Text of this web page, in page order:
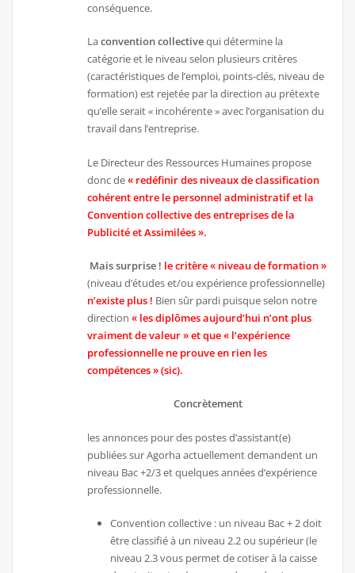
conséquence.
Laconvention collectivequi détermine la
catégorie et le niveau selon plusieurs critères
(caractéristiques de l’emploi, points-clés, niveau de
formation) est rejetée par la direction au prétexte
qu’elle serait « incohérente » avec l’organisation du
travail dans l’entreprise.
Le Directeur des Ressources Humaines propose
donc de« redéfinir des niveaux de classification
cohérent entre le personnel administratif et la
Convention collective des entreprises de la
Publicité et Assimilées ».
Mais surprise ! le critère « niveau de formation »
(niveau d’études et/ou expérience professionnelle)
n’existe plus ! Bien sûr pardi puisque selon notre
direction« les diplômes aujourd’hui n’ont plus
vraiment de valeur » et que « l’expérience
professionnelle ne prouve en rien les
compétences » (sic).
Concrètement
les annonces pour des postes d’assistant(e)
publiées sur Agorha actuellement demandent un
niveau Bac +2/3 et quelques années d’expérience
professionnelle.
Convention collective : un niveau Bac + 2 doit
être classifié à un niveau 2.2 ou supérieur (le
niveau 2.3 vous permet de cotiser à la caisse